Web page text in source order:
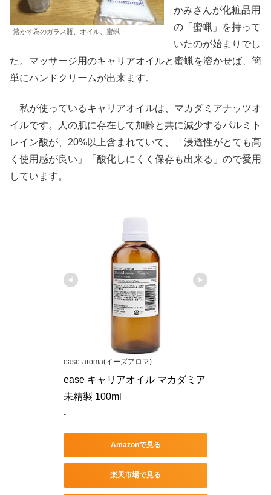
溶かす為のガラス瓶、オイル、蜜蝋
かみさんが化粧品用
の「蜜蝋」を持って
いたのが始まりでし
た。マッサージ用のキャリアオイルと蜜蝋を溶かせば、簡
単にハンドクリームが出来ます。
私が使っているキャリアオイルは、マカダミアナッツオ
イルです。人の肌に存在して加齢と共に減少するパルミト
レイン酸が、20%以上含まれていて、「浸透性がとても高
く使用感が良い」「酸化しにくく保存も出来る」ので愛用
しています。
ease-aroma(イーズアロマ)
ease キャリアオイル マカダミア
未精製 100ml
-
Amazonで見る
楽天市場で見る